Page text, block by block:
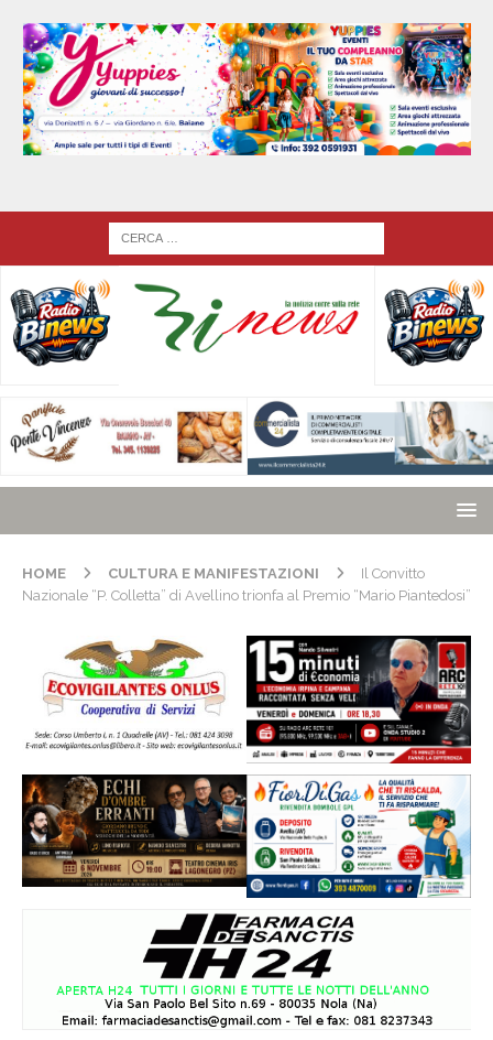
HOME CULTURA E MANIFESTAZIONI
Il Convitto
Nazionale “P. Colletta” di Avellino trionfa al Premio “Mario Piantedosi”